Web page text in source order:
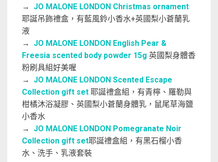
→ JO MALONE LONDON Christmas ornament
耶誕吊飾禮盒，有藍風鈴小香水+英國梨小蒼蘭乳
液
→ JO MALONE LONDON English Pear &
Freesia scented body powder 15g 英國梨身體香
粉刷具組好美喔
→ JO MALONE LONDON Scented Escape
Collection gift set 耶誕禮盒組，有青檸、羅勒與
柑橘沐浴凝膠、英國梨小蒼蘭身體乳，鼠尾草海鹽
小香水
→ JO MALONE LONDON Pomegranate Noir
Collection gift set耶誕禮盒組，有黑石榴小香
水、洗手、乳液套裝